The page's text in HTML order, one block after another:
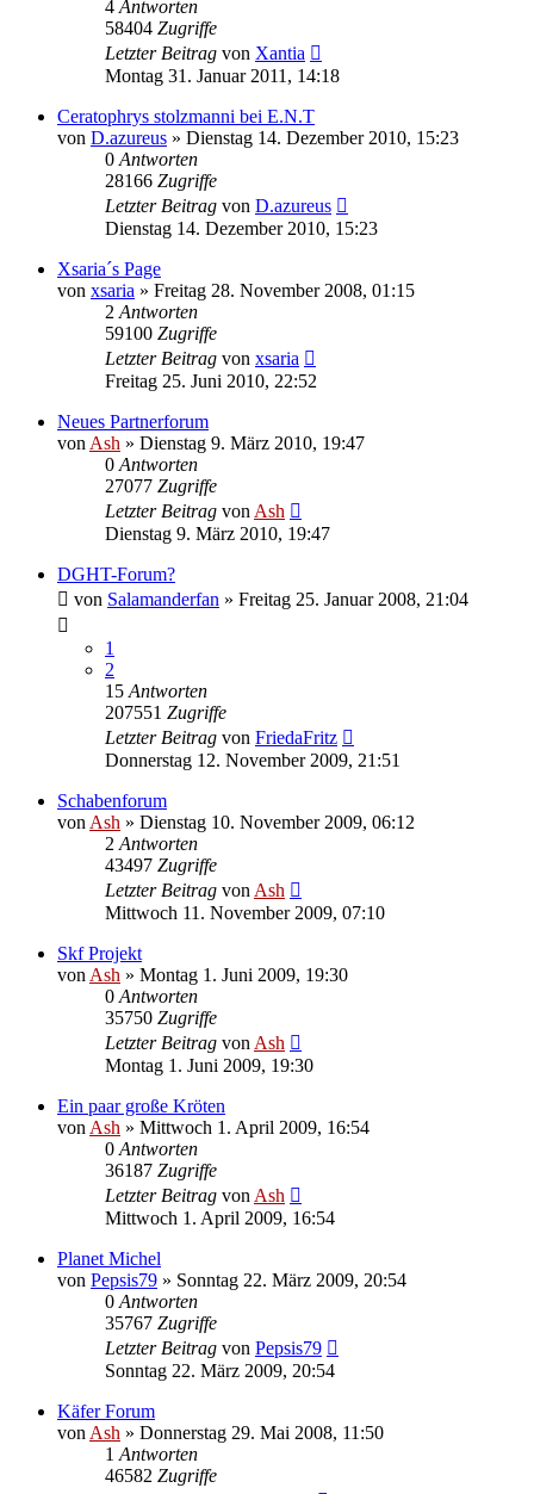
4 Antworten
58404 Zugriffe
Letzter Beitrag von Xantia
Montag 31. Januar 2011, 14:18
Ceratophrys stolzmanni bei E.N.T
von D.azureus » Dienstag 14. Dezember 2010, 15:23
0 Antworten
28166 Zugriffe
Letzter Beitrag von D.azureus
Dienstag 14. Dezember 2010, 15:23
Xsaria´s Page
von xsaria » Freitag 28. November 2008, 01:15
2 Antworten
59100 Zugriffe
Letzter Beitrag von xsaria
Freitag 25. Juni 2010, 22:52
Neues Partnerforum
von Ash » Dienstag 9. März 2010, 19:47
0 Antworten
27077 Zugriffe
Letzter Beitrag von Ash
Dienstag 9. März 2010, 19:47
DGHT-Forum?
von Salamanderfan » Freitag 25. Januar 2008, 21:04
1
2
15 Antworten
207551 Zugriffe
Letzter Beitrag von FriedaFritz
Donnerstag 12. November 2009, 21:51
Schabenforum
von Ash » Dienstag 10. November 2009, 06:12
2 Antworten
43497 Zugriffe
Letzter Beitrag von Ash
Mittwoch 11. November 2009, 07:10
Skf Projekt
von Ash » Montag 1. Juni 2009, 19:30
0 Antworten
35750 Zugriffe
Letzter Beitrag von Ash
Montag 1. Juni 2009, 19:30
Ein paar große Kröten
von Ash » Mittwoch 1. April 2009, 16:54
0 Antworten
36187 Zugriffe
Letzter Beitrag von Ash
Mittwoch 1. April 2009, 16:54
Planet Michel
von Pepsis79 » Sonntag 22. März 2009, 20:54
0 Antworten
35767 Zugriffe
Letzter Beitrag von Pepsis79
Sonntag 22. März 2009, 20:54
Käfer Forum
von Ash » Donnerstag 29. Mai 2008, 11:50
1 Antworten
46582 Zugriffe